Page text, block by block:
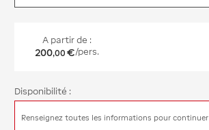
A partir de :
200,00 €/pers.
Disponibilité :
Renseignez toutes les informations pour continuer